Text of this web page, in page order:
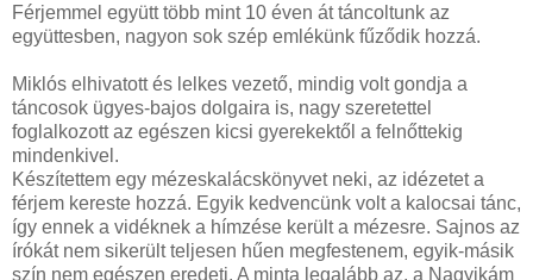
Férjemmel együtt több mint 10 éven át táncoltunk az
együttesben, nagyon sok szép emlékünk fűződik hozzá.
Miklós elhivatott és lelkes vezető, mindig volt gondja a
táncosok ügyes-bajos dolgaira is, nagy szeretettel
foglalkozott az egészen kicsi gyerekektől a felnőttekig
mindenkivel.
Készítettem egy mézeskalácskönyvet neki, az idézetet a
férjem kereste hozzá. Egyik kedvencünk volt a kalocsai tánc,
így ennek a vidéknek a hímzése került a mézesre. Sajnos az
írókát nem sikerült teljesen hűen megfestenem, egyik-másik
szín nem egészen eredeti. A minta legalább az, a Nagyikám